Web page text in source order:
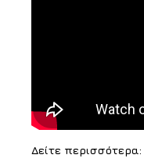
Δείτε περισσότερα: